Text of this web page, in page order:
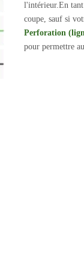
l'intérieur.En
coupe, sauf si
Perforation
pour permettre